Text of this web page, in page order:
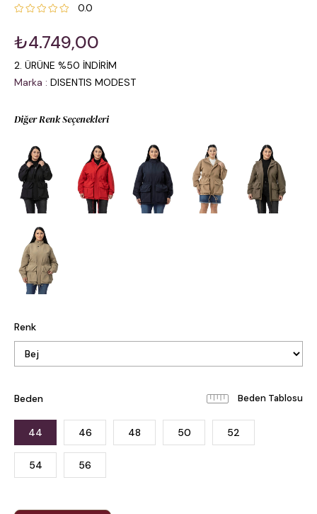
0.0
₺4.749,00
2. ÜRÜNE %50 İNDİRİM
Marka : DISENTIS MODEST
Diğer Renk Seçenekleri
Renk
Beden Beden Tablosu
44 46 48 50 52
54 56